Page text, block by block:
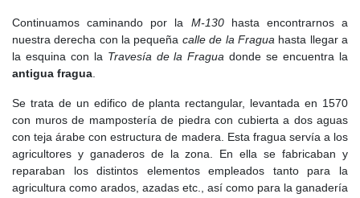
pico con 338 habitantes, pero a partir de los años 50 la
emigración masiva vació el pueblo. En 1975, solo quedaban 77
habitantes, y en 1991 la cifra había caído a 48.
Sierraha encontrado en el turismo rural y la conservación
ambiental una vía para su revitalización. Las Normas Subsidiarias
de 1987 establecieron pautas para preservar su arquitectura
tradicional, mientras que la Comunidad de Madrid ha promovido
la rehabilitación de antiguas edificaciones. La creación de
alojamientos turísticos y la mejora de infraestructuras han
Continuamos caminando por la M-130hasta encontrarnos a
nuestra derecha con la pequeña calle de la Fraguahasta llegar a
la esquina con la Travesía de la Fragua donde se encuentra la
antigua fragua.
Se trata de un edifico de planta rectangular, levantada en 1570
con muros de mampostería de piedra con cubierta a dos aguas
con teja árabe con estructura de madera. Esta fragua servía a los
agricultores y ganaderos de la zona. En ella se fabricaban y
reparaban los distintos elementos empleados tanto para la
agricultura como arados, azadas etc., así como para la ganadería